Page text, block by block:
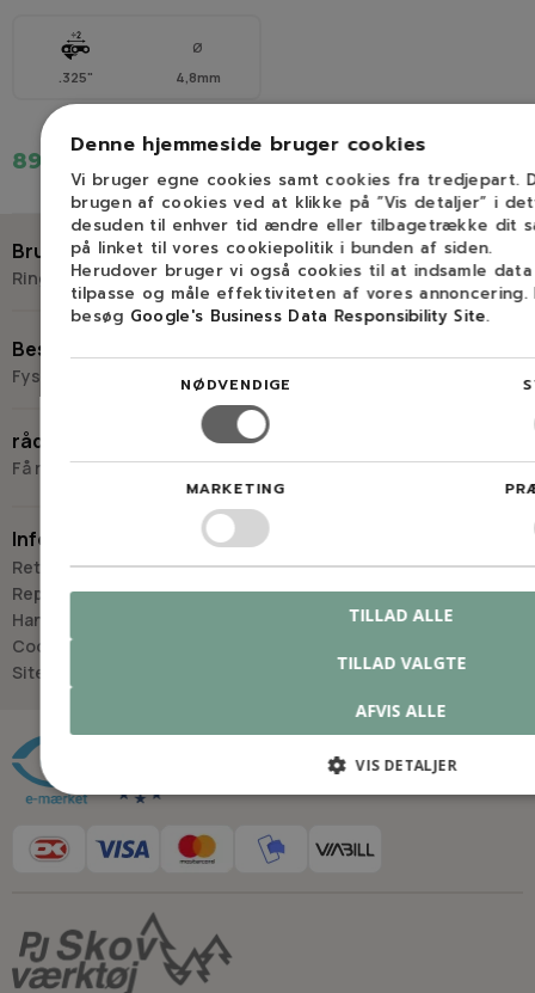
.325"
Ø
4,8mm
89,00 kr.
Brug for hjælp?
Ring eller skriv til Savdoktoren
Besøg os
Fysisk butik og kompetencecenter
9400 Nørresundby
Hverdage: 8.00-16.00
Lørdag & søndag: Lukket
råd og vejledning
Få råd og vejledning hos Savdoktoren
“Vi bygger vores løsninger på viden, erfaring og faglig indsigt
- så du kan træffe
det rigtige valg, hver gang.
- Jan “Savdoktoren” Østergaard
Information
Retur
Reparation
Handelsbetingelser
Cookies
Sitemap
Denne hjemmeside bruger cookies
Vi bruger egne cookies samt cookies fra tredjepart.
brugen af cookies ved at klikke på ”Vis detaljer” i
desuden til enhver tid ændre eller tilbagetrække dit
på linket til vores cookiepolitik i bunden af siden.
Herudover bruger vi også cookies til at indsamle
tilpasse og måle effektiviteten af vores annoncering.
besøg Google's Business Data Responsibility Site.
NØDVENDIGE
MARKETING
TILLAD VALGTE
TILLAD ALLE
AFVIS ALLE
VIS DETALJER